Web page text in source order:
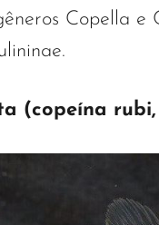
Copella e
(copeína